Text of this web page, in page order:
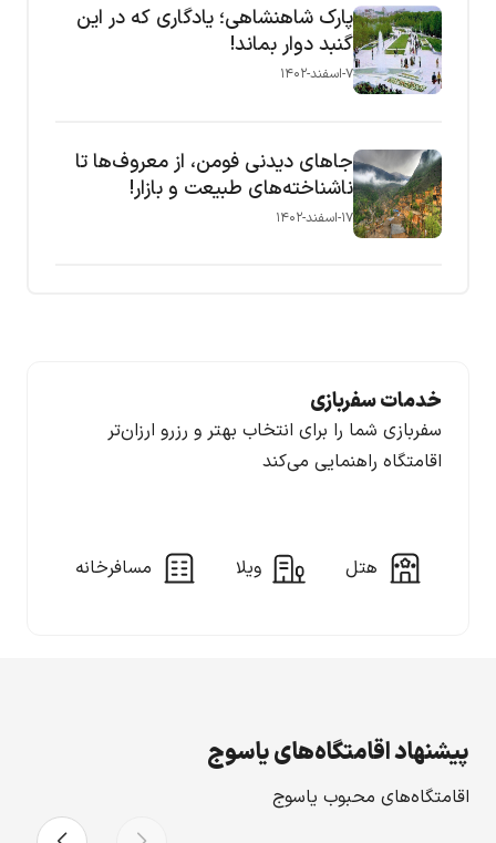
پارک شاهنشاهی؛ یادگاری که در این
گنبد دوار بماند!
۷-اسفند-۱۴۰۲
جاهای دیدنی فومن، از معروف‌ها تا
ناشناخته‌های طبیعت و بازار!
۱۷-اسفند-۱۴۰۲
خدمات سفربازی
سفربازی شما را برای انتخاب بهتر و رزرو ارزان‌تر
اقامتگاه راهنمایی می‌کند
هتل ویلا مسافرخانه
پیشنهاد اقامتگاه‌های یاسوج
اقامتگاه‌های محبوب یاسوج